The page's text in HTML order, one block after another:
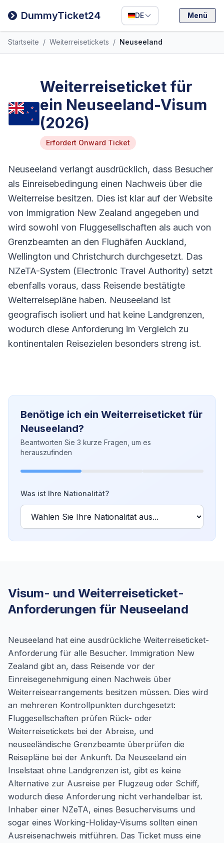
DummyTicket24 DE
Filipino
Deutsch
Español
Menü
Startseite / Weiterreisetickets / Neuseeland
Weiterreiseticket für
ein Neuseeland-Visum
(2026)
Erfordert Onward Ticket
Neuseeland verlangt ausdrücklich, dass Besucher
als Einreisebedingung einen Nachweis über die
Weiterreise besitzen. Dies ist klar auf der Website
von Immigration New Zealand angegeben und
wird sowohl von Fluggesellschaften als auch von
Grenzbeamten an den Flughäfen Auckland,
Wellington und Christchurch durchgesetzt. Das
NZeTA-System (Electronic Travel Authority) setzt
ebenfalls voraus, dass Reisende bestätigte
Weiterreisepläne haben. Neuseeland ist
geografisch isoliert und hat keine Landgrenzen,
wodurch diese Anforderung im Vergleich zu
kontinentalen Reisezielen besonders streng ist.
Benötige ich ein Weiterreiseticket für
Neuseeland?
Beantworten Sie 3 kurze Fragen, um es
herauszufinden
Was ist Ihre Nationalität?
Visum- und Weiterreiseticket-
Anforderungen für Neuseeland
Neuseeland hat eine ausdrückliche Weiterreiseticket-
Anforderung für alle Besucher. Immigration New
Zealand gibt an, dass Reisende vor der
Einreisegenehmigung einen Nachweis über
Weiterreisearrangements besitzen müssen. Dies wird
an mehreren Kontrollpunkten durchgesetzt:
Fluggesellschaften prüfen Rück- oder
Weiterreisetickets bei der Abreise, und
neuseeländische Grenzbeamte überprüfen die
Reisepläne bei der Ankunft. Da Neuseeland ein
Inselstaat ohne Landgrenzen ist, gibt es keine
Alternative zur Ausreise per Flugzeug oder Schiff,
wodurch diese Anforderung nicht verhandelbar ist.
Inhaber einer NZeTA, eines Besuchervisums und
sogar eines Working-Holiday-Visums sollten einen
Ausreisenachweis mitführen. Das Ticket muss eine